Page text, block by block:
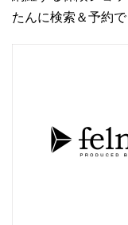
たんに検索＆予約で